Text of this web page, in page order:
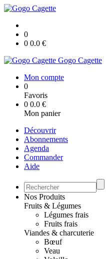
0
0 0.0 €
Gogo Cagette
Mon compte
0
Favoris
0 0.0 €
Mon panier
Découvrir
Abonnements
Agenda
Commander
Aide
Nos Produits
Fruits & Légumes
Légumes frais
Fruits frais
Viandes & charcuterie
Bœuf
Veau